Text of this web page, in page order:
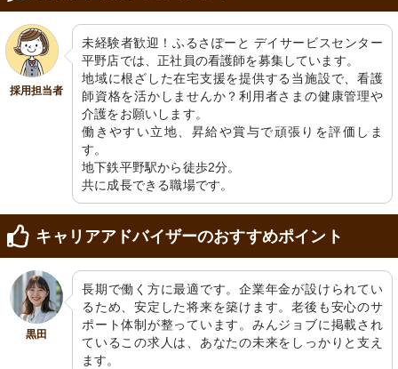
採用担当者
未経験者歓迎！ふるさぽーと デイサービスセンター
平野店では、正社員の看護師を募集しています。
地域に根ざした在宅支援を提供する当施設で、看護
師資格を活かしませんか？利用者さまの健康管理や
介護をお願いします。
働きやすい立地、昇給や賞与で頑張りを評価しま
す。
地下鉄平野駅から徒歩2分。
共に成長できる職場です。
キャリアアドバイザーのおすすめポイント
黒田
長期で働く方に最適です。企業年金が設けられてい
るため、安定した将来を築けます。老後も安心のサ
ポート体制が整っています。みんジョブに掲載され
ているこの求人は、あなたの未来をしっかりと支え
ます。